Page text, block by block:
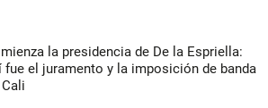
la presidencia de De la Espriella:
fue el juramento y la imposición de banda